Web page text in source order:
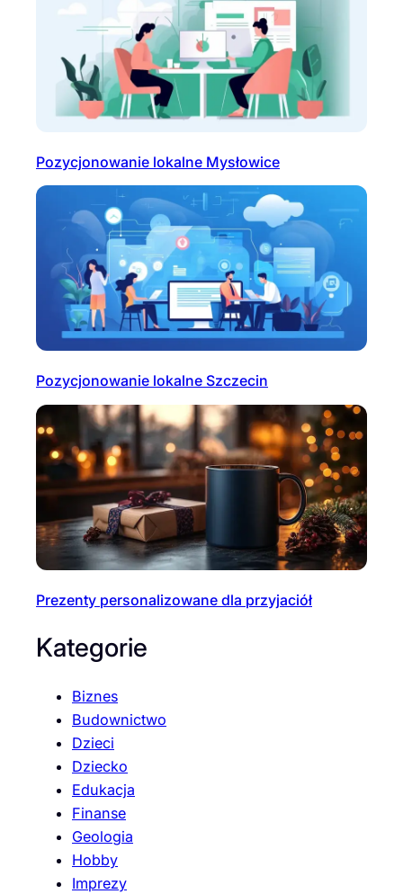
Pozycjonowanie lokalne Mysłowice
Pozycjonowanie lokalne Szczecin
Prezenty personalizowane dla przyjaciół
Kategorie
Biznes
Budownictwo
Dzieci
Dziecko
Edukacja
Finanse
Geologia
Hobby
Imprezy